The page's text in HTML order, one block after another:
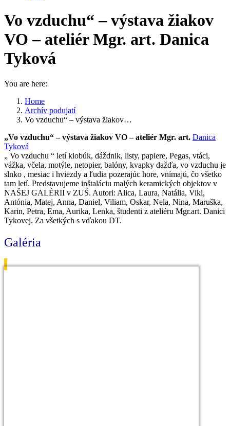
Vo vzduchu“ – výstava žiakov
VO – ateliér Mgr. art. Danica
Tyková
You are here:
Home
Archív podujatí
Vo vzduchu“ – výstava žiakov…
„Vo vzduchu“ – výstava žiakov VO – ateliér Mgr. art. Danica
Tyková
„ Vo vzduchu “ letí klobúk, dáždnik, listy, papiere, Pegas, vtáci,
vážka, včela, motýle, netopier, balóny, kvapky dažďa, vo vzduchu je
slnko , mesiac i hviezdy a ľudia pozerajúc hore, vnímajú, čo všetko
tam letí. Predstavujeme inštaláciu malých keramických objektov v
NAŠEJ GALÉRII v ZUŠ. Autori: Alica, Laura, Natália, Viki,
Antónia, Matej, Anna, Daniel, Viliam, Oskar, Nela, Nina, Maruška,
Karin, Petra, Ema, Aurika, Lenka, študenti z ateliéru Mgr.art. Danici
Tykovej. Za všetkých s vďakou DT.
Galéria